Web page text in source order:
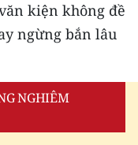
kiện không đề
ngừng bắn lâu
NGHIÊM